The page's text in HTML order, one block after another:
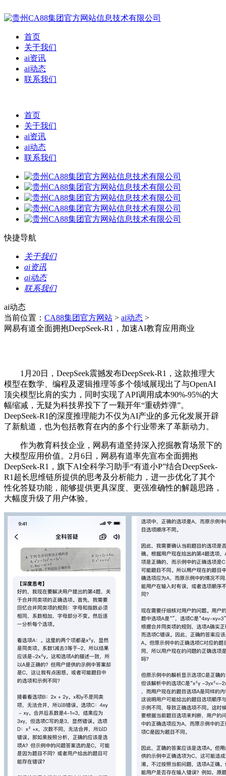
首页
关于我们
ai资讯
ai动态
联系我们
首页
关于我们
ai资讯
ai动态
联系我们
快捷导航
关于我们
ai资讯
ai动态
联系我们
ai动态
当前位置： CA88集团官方网站 > ai动态 >
网易有道全面拥抱DeepSeek-R1，加速AI教育应用商业
1月20日，DeepSeek震撼发布DeepSeek-R1，这款推理大
模型在数学、编程及逻辑推理等多个领域展现出了与OpenAI
顶尖模型比肩的实力，同时实现了API调用成本90%-95%的大
幅缩减，无疑为科技界投下了一颗开年“重磅炸弹”。
DeepSeek-R1的深度推理能力不仅为AI产业的多元化发展开辟
了新航道，也为包括教育在内的多个行业带来了革新动力。
作为教育科技企业，网易有道坚持深入挖掘教育场景下的
大模型应用价值。2月6日，网易有道率先宣布全面拥抱
DeepSeek-R1，旗下AI全科学习助手“有道小P”结合DeepSeek-
R1超长思维链所提供的思考及分析能力，进一步优化了其个
性化答疑功能，能够提供更具深度、更强准确性的解题思路，
大幅度升级了用户体验。